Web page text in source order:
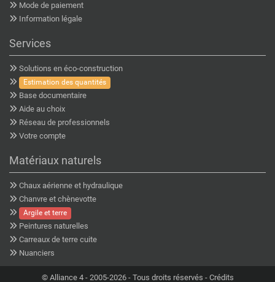
Mode de paiement
Information légale
Services
Solutions en éco-construction
Estimation des quantités
Base documentaire
Aide au choix
Réseau de professionnels
Votre compte
Matériaux naturels
Chaux aérienne et hydraulique
Chanvre et chènevotte
Argile et terre
Peintures naturelles
Carreaux de terre cuite
Nuanciers
© Alliance 4- 2005-2026 - Tous droits réservés - Crédits